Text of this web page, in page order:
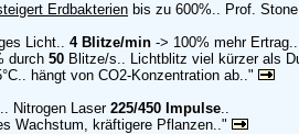
Erdbakterien bis zu 600%.. Prof.
Licht.. 4 Blitze/min -> 100% mehr Ertrag..
durch 50 Blitze/s.. Lichtblitz viel kürzer als
hängt von CO2-Konzentration ab.."
Nitrogen Laser 225/450 Impulse..
Wachstum, kräftigere Pflanzen.."